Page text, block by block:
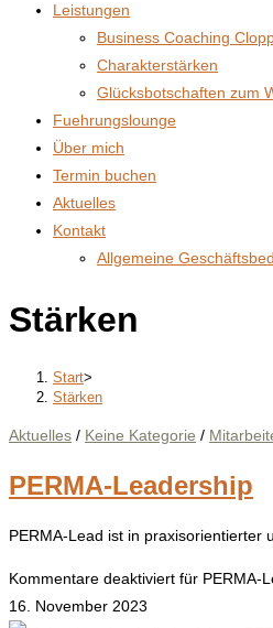
Leistungen
Business Coaching
Charakterstärken
Glücksbotschaften zum
Fuehrungslounge
Über mich
Termin buchen
Aktuelles
Kontakt
Allgemeine
Stärken
Start>
Stärken
Aktuelles / Keine Kategorie /
PERMA-Leadership
PERMA-Lead ist in praxisorientierter
Kommentare deaktiviert für PERMA-
16. November 2023